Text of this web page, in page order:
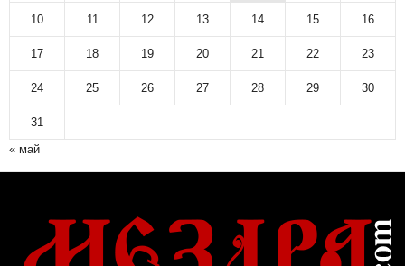
10 11 12 13 14 15 16
17 18 19 20 21 22 23
24 25 26 27 28 29 30
31
« май